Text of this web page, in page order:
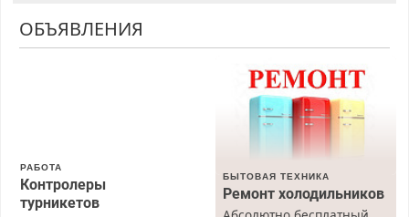
ОБЪЯВЛЕНИЯ
РАБОТА
Контролеры
турникетов
БЫТОВАЯ ТЕХНИКА
Ремонт холодильников